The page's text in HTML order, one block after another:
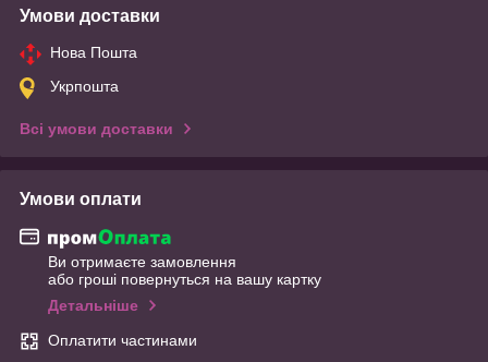
Умови доставки
Нова Пошта
Укрпошта
Всі умови доставки
Умови оплати
Ви отримаєте замовлення
або гроші повернуться на вашу картку
Детальніше
Оплатити частинами